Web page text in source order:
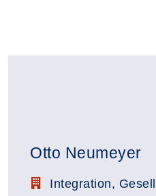
Otto Neumeyer
Stellenbezeichnung:
Integration,